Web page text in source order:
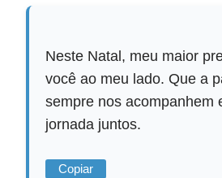
Neste Natal, meu maior
você ao meu lado. Que a
sempre nos acompanhem
jornada juntos.
Copiar